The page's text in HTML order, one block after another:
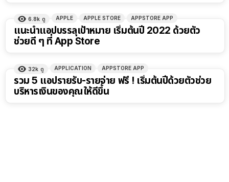
6.8k ดู APPLE APPLE STORE APPSTORE APP
แนะนำแอปบรรลุเป้าหมาย เริ่มต้นปี 2022 ด้วยตัว
ช่วยดี ๆ ที่ App Store
32k ดู APPLICATION APPSTORE APP
รวม 5 แอปรายรับ-รายจ่าย ฟรี ! เริ่มต้นปีด้วยตัวช่วย
บริหารเงินของคุณให้ดีขึ้น